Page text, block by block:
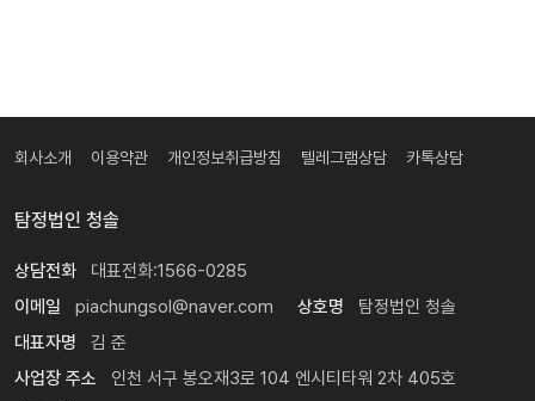
회사소개 이용약관 개인정보취급방침 텔레그램상담 카톡상담
탐정법인 청솔
상담전화
대표전화:1566-0285
이메일
piachungsol@naver.com 상호명
탐정법인 청솔
대표자명
김 준
사업장 주소
인천 서구 봉오재3로 104 엔시티타워 2차 405호